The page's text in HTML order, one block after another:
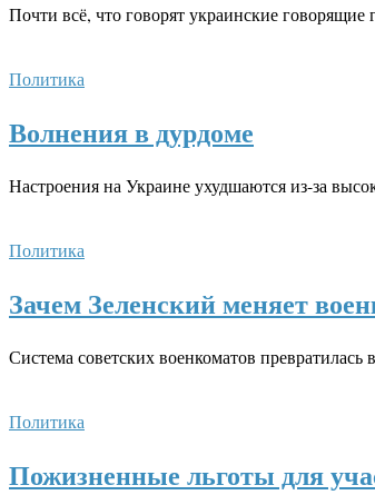
Почти всё, что говорят украинские
Политика
Волнения в дурдоме
Настроения на Украине ухудшаются из-за
Политика
Зачем Зеленский меняет
Система советских военкоматов
Политика
Пожизненные льготы для